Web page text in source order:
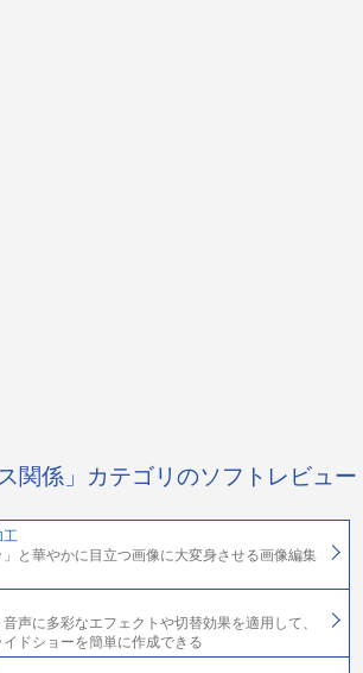
関係」カテゴリのソフトレビュー
と華やかに目立つ画像に大変身させる画像編集
声に多彩なエフェクトや切替効果を適用して、
ドショーを簡単に作成できる